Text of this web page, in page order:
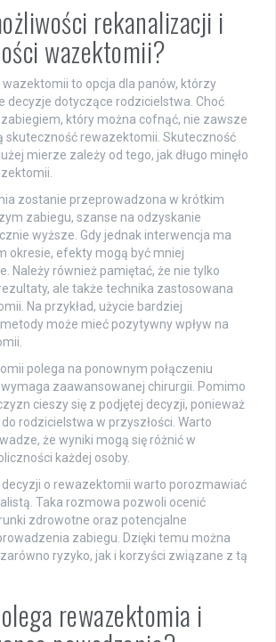
rekanalizacji i
wazektomii?
wazektomii to opcja dla panów, którzy
decyzje dotyczące rodzicielstwa. Choć
który można cofnąć, nie zawsze
skuteczność rewazektomii. Skuteczność
mierze zależy od tego, jak długo minęło
zostanie przeprowadzona w krótkim
zabiegu, szanse na odzyskanie
wyższe. Gdy jednak interwencja ma
okresie, efekty mogą być mniej
Należy również pamiętać, że nie tylko
ale także technika zastosowana
Na przykład, użycie bardziej
może mieć pozytywny wpływ na
polega na ponownym połączeniu
zaawansowanej chirurgii. Pomimo
cieszy się z podjętej decyzji, ponieważ
rodzicielstwa w przyszłości. Warto
że wyniki mogą się różnić w
każdej osoby.
decyzji o rewazektomii warto porozmawiać
Taka rozmowa pozwoli ocenić
zdrowotne oraz potencjalne
zabiegu. Dzięki temu można
ryzyko, jak i korzyści związane z tą
rewazektomia i